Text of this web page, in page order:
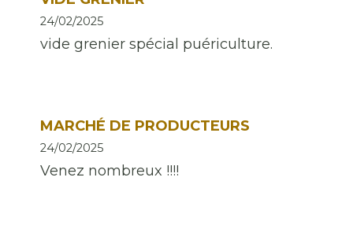
24/02/2025
vide grenier spécial puériculture.
MARCHÉ DE PRODUCTEURS
24/02/2025
Venez nombreux !!!!